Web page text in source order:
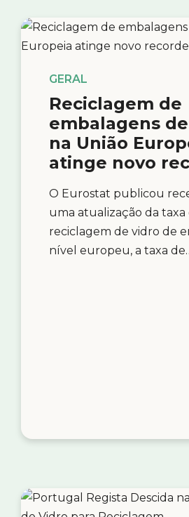
GERAL
Reciclagem de
embalagens
na União
atinge novo
O Eurostat publicou
uma atualização da taxa
reciclagem de vidro de
nível europeu, a taxa